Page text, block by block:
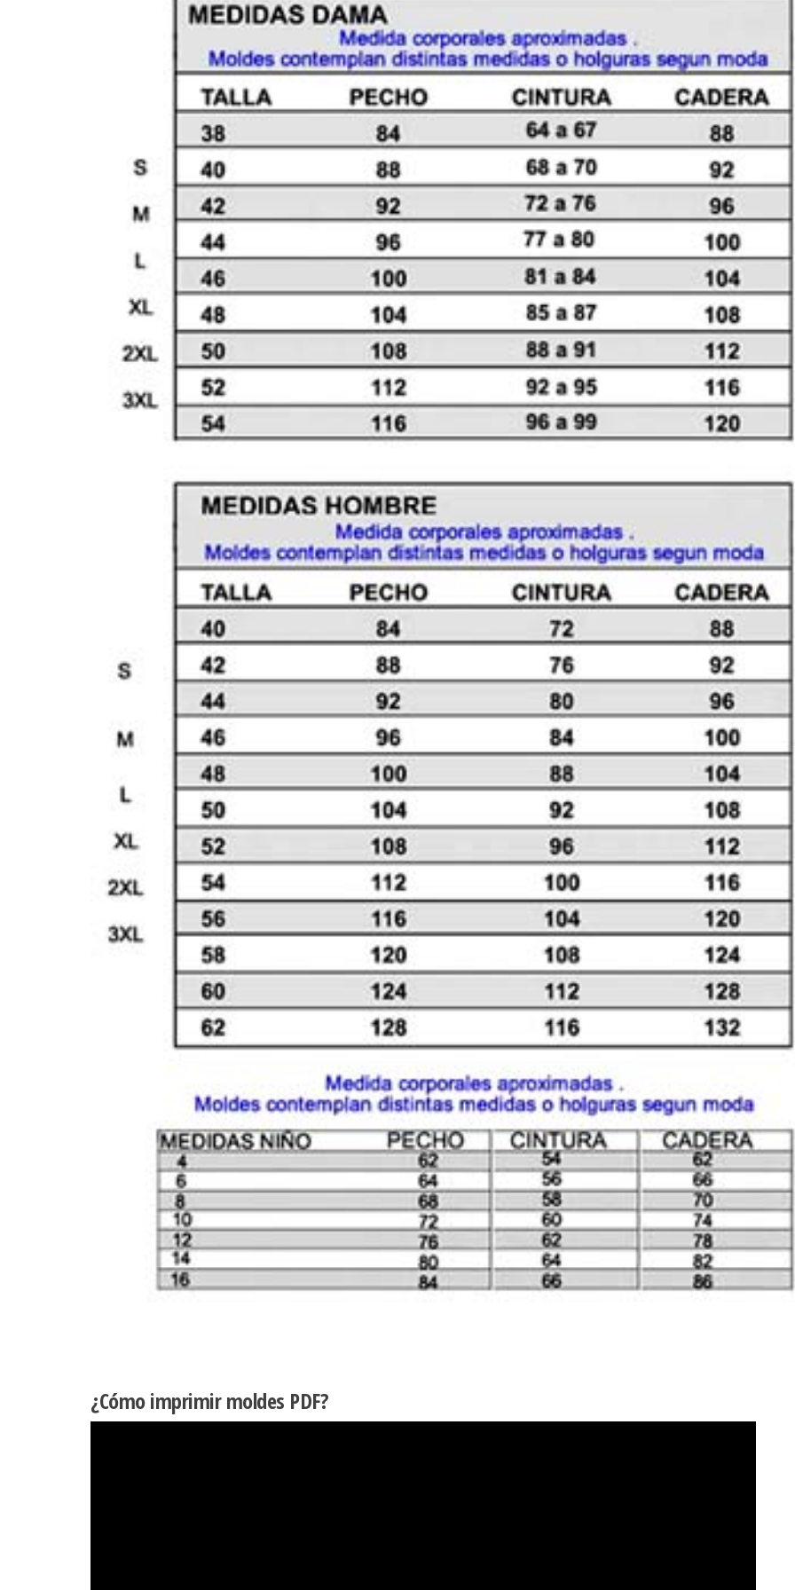
¿Cómo imprimir moldes PDF?